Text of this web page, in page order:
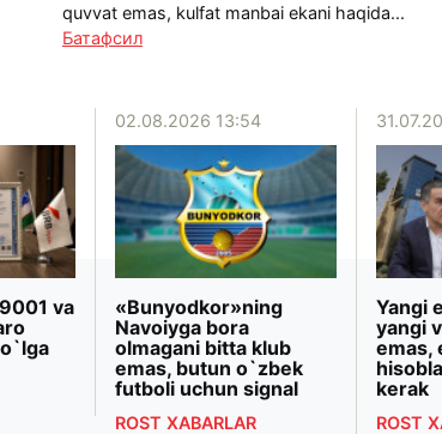
quvvat emas, kulfat manbai ekani haqida...
Батафсил
va
02.08.2026 13:54
«Bunyodkor»ning
Navoiyga bora
olmagani bitta klub
emas, butun o`zbek
futboli uchun signal
ROST XABARLAR
Yangi
yangi
emas,
kerak
ROST